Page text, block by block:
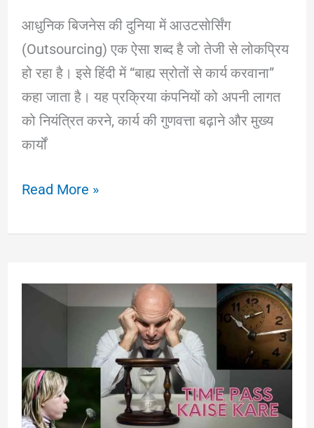
आधुनिक बिजनेस की दुनिया में आउटसोर्सिंग
(Outsourcing) एक ऐसा शब्द है जो तेजी से लोकप्रिय
हो रहा है। इसे हिंदी में “बाह्य स्रोतों से कार्य करवाना”
कहा जाता है। यह प्रक्रिया कंपनियों को अपनी लागत
को नियंत्रित करने, कार्य की गुणवत्ता बढ़ाने और मुख्य
कार्यों
आउटसोर्सिंग
है?
नुकसान
Read More »